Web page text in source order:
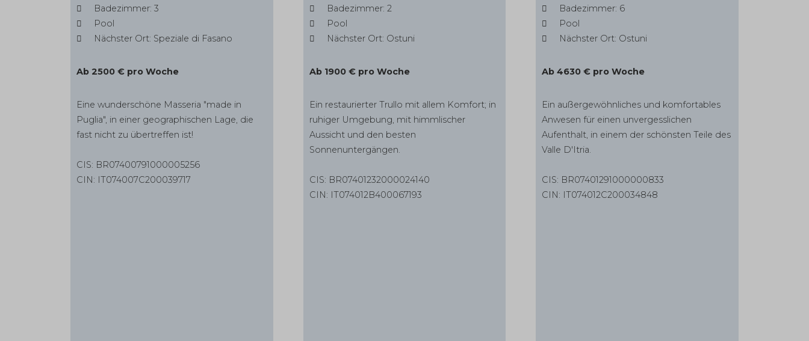
Badezimmer: 3
Pool
Nächster Ort: Speziale di Fasano
Ab 2500 € pro Woche
Eine wunderschöne Masseria "made in
Puglia", in einer geographischen Lage, die
fast nicht zu übertreffen ist!
CIS: BR07400791000005256
CIN: IT074007C200039717
Badezimmer: 2
Pool
Nächster Ort: Ostuni
Ab 1900 € pro Woche
Ein restaurierter Trullo mit allem Komfort; in
ruhiger Umgebung, mit himmlischer
Aussicht und den besten
Sonnenuntergängen.
CIS: BR07401232000024140
CIN: IT074012B400067193
Badezimmer: 6
Pool
Nächster Ort: Ostuni
Ab 4630 € pro Woche
Ein außergewöhnliches und komfortables
Anwesen für einen unvergesslichen
Aufenthalt, in einem der schönsten Teile des
Valle D'Itria.
CIS: BR07401291000000833
CIN: IT074012C200034848